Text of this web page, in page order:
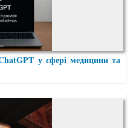
у сфері медицини та